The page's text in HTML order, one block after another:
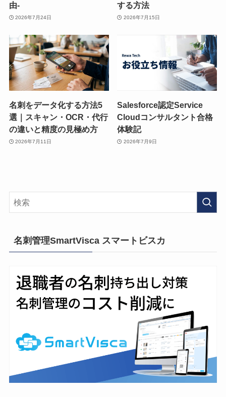
由-
2026年7月24日
する方法
2026年7月15日
名刺をデータ化する方法5
選｜スキャン・OCR・代行
の違いと精度の見極め方
2026年7月11日
Salesforce認定Service
Cloudコンサルタント合格
体験記
2026年7月9日
名刺管理SmartVisca スマートビスカ